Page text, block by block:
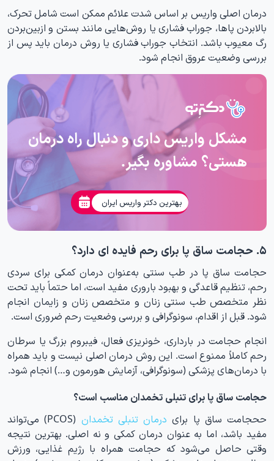
درمان اصلی واریس بر اساس شدت علائم ممکن است شامل تحرک،
بالابردن پاها، جوراب فشاری یا روش‌هایی مانند بستن و ازبین‌بردن
رگ معیوب باشد. انتخاب جوراب فشاری یا روش درمان باید پس از
بررسی وضعیت عروق انجام شود.
مشکل واریس داری و دنبال راه درمان
هستی؟ مشاوره بگیر.
بهترین دکتر واریس ایران
۵. حجامت ساق پا برای رحم فایده ای دارد؟
حجامت ساق پا در طب سنتی به‌عنوان درمان کمکی برای سردی
رحم، تنظیم قاعدگی و بهبود باروری مفید است، اما حتماً باید تحت
نظر متخصص طب سنتی زنان و متخصص زنان و زایمان انجام
شود. قبل از اقدام، سونوگرافی و بررسی وضعیت رحم ضروری است.
انجام حجامت در بارداری، خونریزی فعال، فیبروم بزرگ یا سرطان
رحم کاملاً ممنوع است. این روش درمان اصلی نیست و باید همراه
با درمان‌های پزشکی (سونوگرافی، آزمایش هورمون و…) انجام شود.
حجامت ساق پا برای تنبلی تخمدان مناسب است؟
ححجامت ساق پا برای درمان تنبلی تخمدان
(PCOS) می‌تواند
مفید باشد، اما به عنوان درمان کمکی و نه اصلی. بهترین نتیجه
وقتی حاصل می‌شود که حجامت همراه با رژیم غذایی، ورزش